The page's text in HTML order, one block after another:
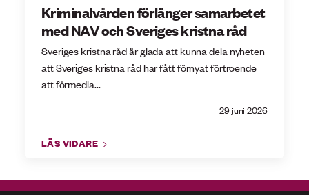
Kriminalvården förlänger samarbetet
med NAV och Sveriges kristna råd
29 juni 2026
Sveriges kristna råd är glada att kunna dela nyheten
att Sveriges kristna råd har fått förnyat förtroende
att förmedla...
LÄS VIDARE